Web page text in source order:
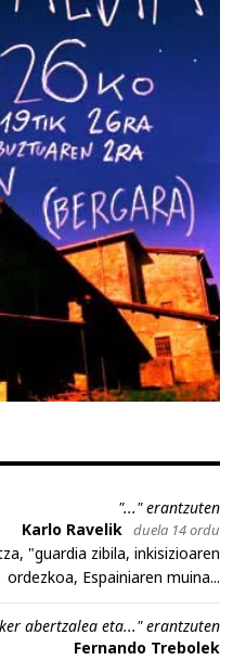
"..." erantzuten
Karlo Ravelik duela 14 ordu
"guardia zibila, inkisizioaren
ordezkoa, Espainiaren muina...
abertzalea eta..." erantzuten
Fernando Trebolek